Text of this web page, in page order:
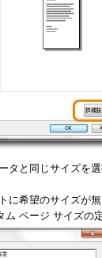
タと同じサイズを
に希望のサイズが
ページ サイズの